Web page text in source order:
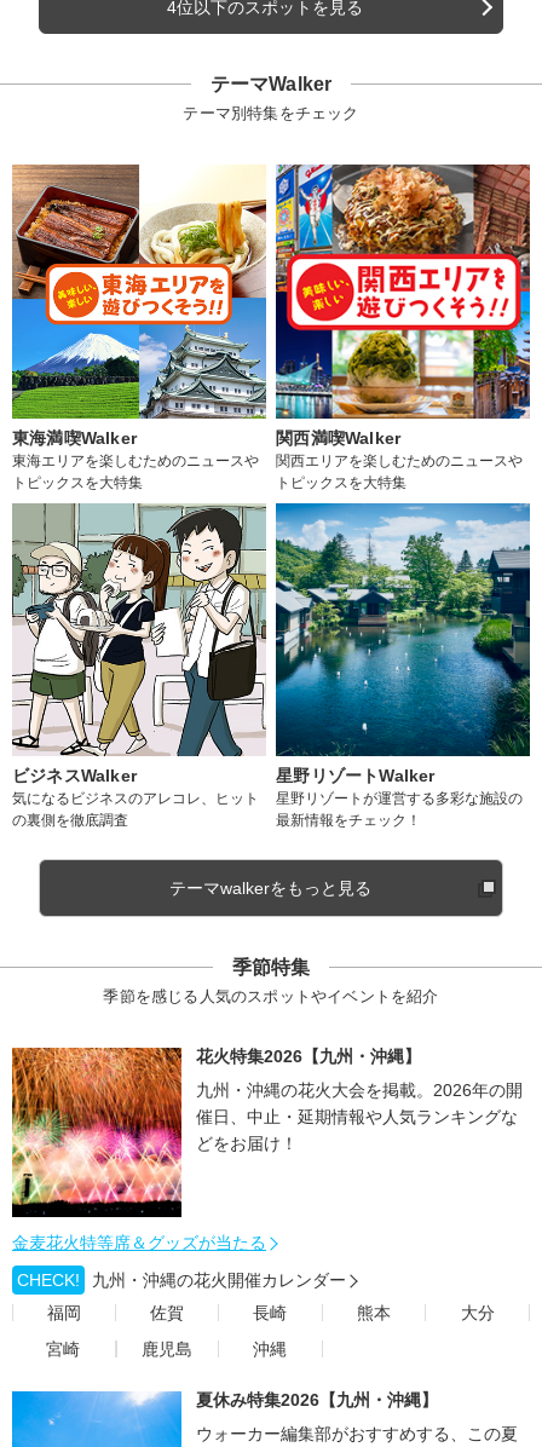
4位以下のスポットを見る
テーマWalker
テーマ別特集をチェック
東海満喫Walker
東海エリアを楽しむためのニュースや
トピックスを大特集
関西満喫Walker
関西エリアを楽しむためのニュースや
トピックスを大特集
ビジネスWalker
気になるビジネスのアレコレ、ヒット
の裏側を徹底調査
星野リゾートWalker
星野リゾートが運営する多彩な施設の
最新情報をチェック！
テーマwalkerをもっと見る
季節特集
季節を感じる人気のスポットやイベントを紹介
花火特集2026【九州・沖縄】
九州・沖縄の花火大会を掲載。2026年の開
催日、中止・延期情報や人気ランキングな
どをお届け！
金麦花火特等席＆グッズが当たる
CHECK!
九州・沖縄の花火開催カレンダー
福岡
佐賀 長崎 熊本
大分
宮崎
鹿児島 沖縄
夏休み特集2026【九州・沖縄】
ウォーカー編集部がおすすめする、この夏